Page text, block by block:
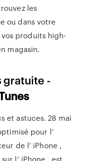
les
ou dans votre
produits high-
magasin.
gratuite -
et astuces. 28 mai
pour l’
de l’ iPhone ,
l’ iPhone , est